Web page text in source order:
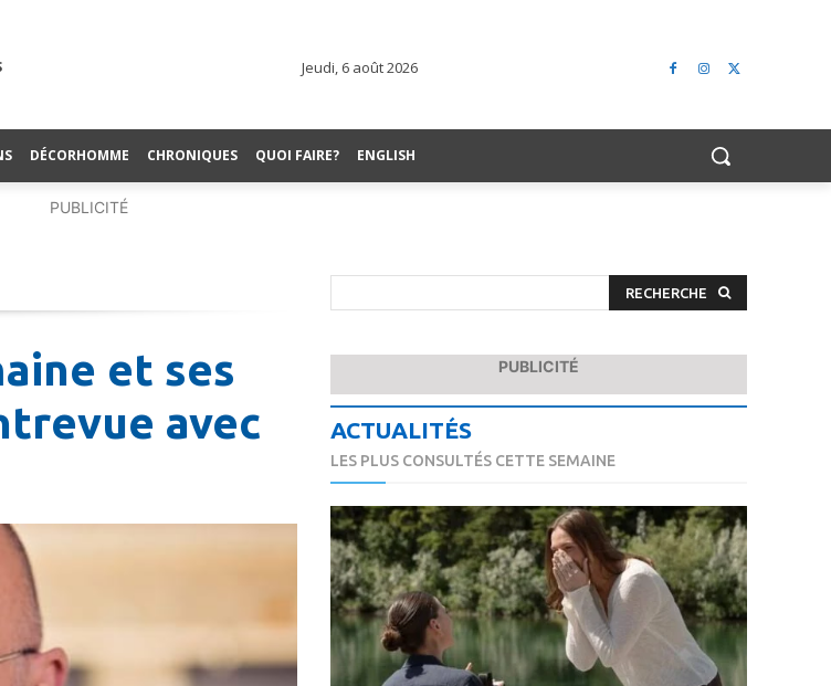
Jeudi, 6 août 2026
DÉCORHOMME CHRONIQUES QUOI FAIRE? ENGLISH
PUBLICITÉ
et ses
avec
RECHERCHE
PUBLICITÉ
ACTUALITÉS
LES PLUS CONSULTÉS CETTE SEMAINE